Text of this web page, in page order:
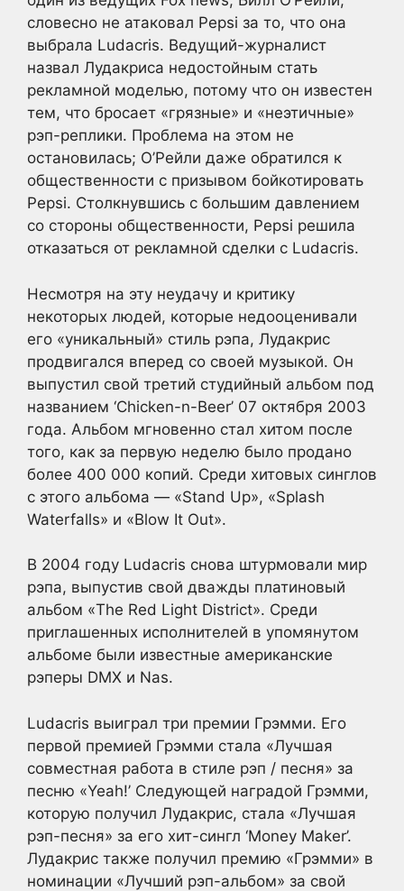
словесно не атаковал Pepsi за то, что она
выбрала Ludacris. Ведущий-журналист
назвал Лудакриса недостойным стать
рекламной моделью, потому что он известен
тем, что бросает «грязные» и «неэтичные»
рэп-реплики. Проблема на этом не
остановилась; О’Рейли даже обратился к
общественности с призывом бойкотировать
Pepsi. Столкнувшись с большим давлением
со стороны общественности, Pepsi решила
отказаться от рекламной сделки с Ludacris.
Несмотря на эту неудачу и критику
некоторых людей, которые недооценивали
его «уникальный» стиль рэпа, Лудакрис
продвигался вперед со своей музыкой. Он
выпустил свой третий студийный альбом под
названием ‘Chicken-n-Beer’ 07 октября 2003
года. Альбом мгновенно стал хитом после
того, как за первую неделю было продано
более 400 000 копий. Среди хитовых синглов
с этого альбома — «Stand Up», «Splash
Waterfalls» и «Blow It Out».
В 2004 году Ludacris снова штурмовали мир
рэпа, выпустив свой дважды платиновый
альбом «The Red Light District». Среди
приглашенных исполнителей в упомянутом
альбоме были известные американские
рэперы DMX и Nas.
Ludacris выиграл три премии Грэмми. Его
первой премией Грэмми стала «Лучшая
совместная работа в стиле рэп / песня» за
песню «Yeah!’ Следующей наградой Грэмми,
которую получил Лудакрис, стала «Лучшая
рэп-песня» за его хит-сингл ‘Money Maker’.
Лудакрис также получил премию «Грэмми» в
номинации «Лучший рэп-альбом» за свой